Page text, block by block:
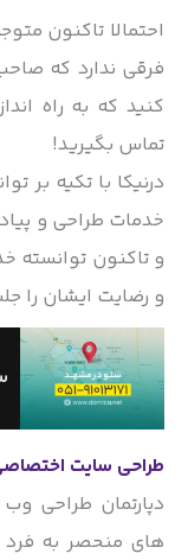
احتمالا تاکنون
فرقی ندارد که
کنید که به راه
تماس بگیرید!
درنیکا با تکیه بر
خدمات طراحی و
و تاکنون توانسته
و رضایت ایشان را جلب
طراحی سایت اختصاصی
دپارتمان طراحی
های منحصر به فرد